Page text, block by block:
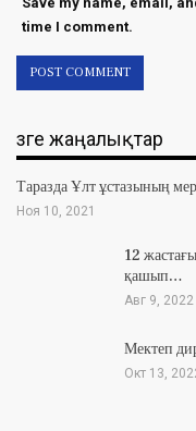
time I comment.
Өзге жаңалықтар
Таразда Ұлт ұстазының
Ноя 10, 2021
12
қашып…
Авг 9, 2022
Мектеп
Окт 13,